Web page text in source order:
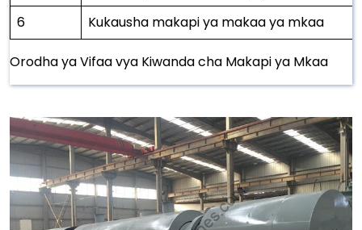
6
Kukausha makapi ya makaa ya mkaa
Orodha ya Vifaa vya Kiwanda cha Makapi ya Mkaa